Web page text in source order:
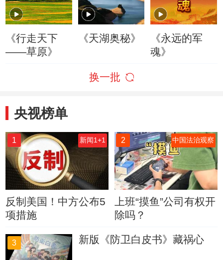
《行走天下
——草原》
《天湖奥秘》
《永远的军
魂》
换一批
央视榜单
1 新闻1+1
反制美国！中方公布5
项措施
2 中国法治观察
上班“摸鱼”公司有权开
除吗？
3 新版《防卫白皮书》藏祸心